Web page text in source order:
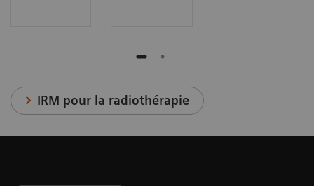
IRM pour la radiothérapie